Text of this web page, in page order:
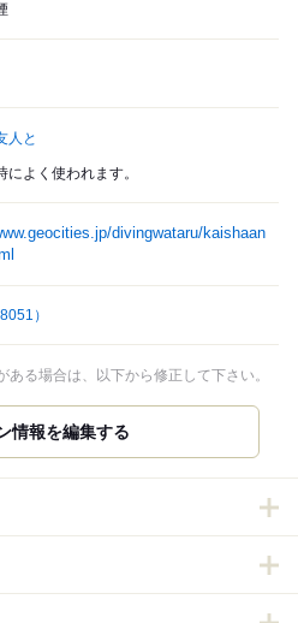
人と
によく使われます。
divingwataru/kaishaan
8051）
る場合は、以下から修正して下さい。
情報を編集する